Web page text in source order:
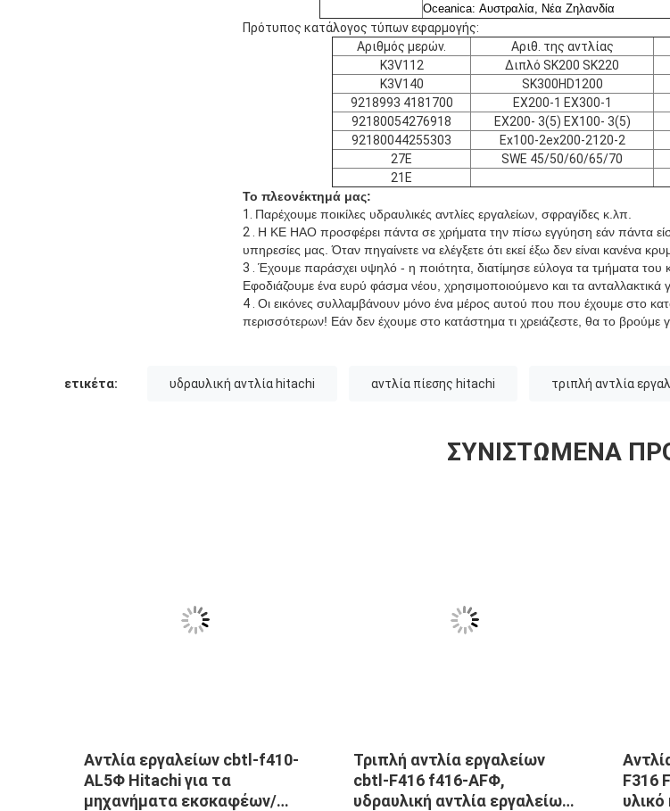
Oceanica: Αυστραλία, Νέα Ζηλανδία
Πρότυπος κατάλογος τύπων εφαρμογής:
Αριθμός μερών.
Αριθ. της αντλίας
K3V112
Διπλό SK200 SK220
K3V140
SK300HD1200
9218993 4181700
EX200-1 EX300-1
92180054276918
EX200- 3(5) EX100- 3(5)
92180044255303
Ex100-2ex200-2120-2
27E
SWE 45/50/60/65/70
21E
Το πλεονέκτημά μας:
1. Παρέχουμε ποικίλες υδραυλικές αντλίες εργαλείων, σφραγίδες κ.λπ.
2 . Η KE HAO προσφέρει πάντα σε χρήματα την πίσω εγγύηση εάν πάντα
υπηρεσίες μας. Όταν πηγαίνετε να ελέγξετε ότι εκεί έξω δεν είναι κανένα
3 . Έχουμε παράσχει υψηλό - η ποιότητα, διατίμησε εύλογα τα τμήματα του
Εφοδιάζουμε ένα ευρύ φάσμα νέου, χρησιμοποιούμενο και τα ανταλλακτικά
4 . Οι εικόνες συλλαμβάνουν μόνο ένα μέρος αυτού που που έχουμε στο
περισσότερων! Εάν δεν έχουμε στο κατάστημα τι χρειάζεστε, θα το βρούμε
ετικέτα: υδραυλική αντλία hitachi αντλία πίεσης hitachi τριπλή αντλία
ΣΥΝΙΣΤΏΜΕΝΑ
Αντλία εργαλείων cbtl-f410-
AL5Φ Hitachi για τα
μηχανήματα εκσκαφέων/
Τριπλή αντλία εργαλείων
cbtl-F416 f416-AFΦ,
υδραυλική αντλία εργαλείων
F316